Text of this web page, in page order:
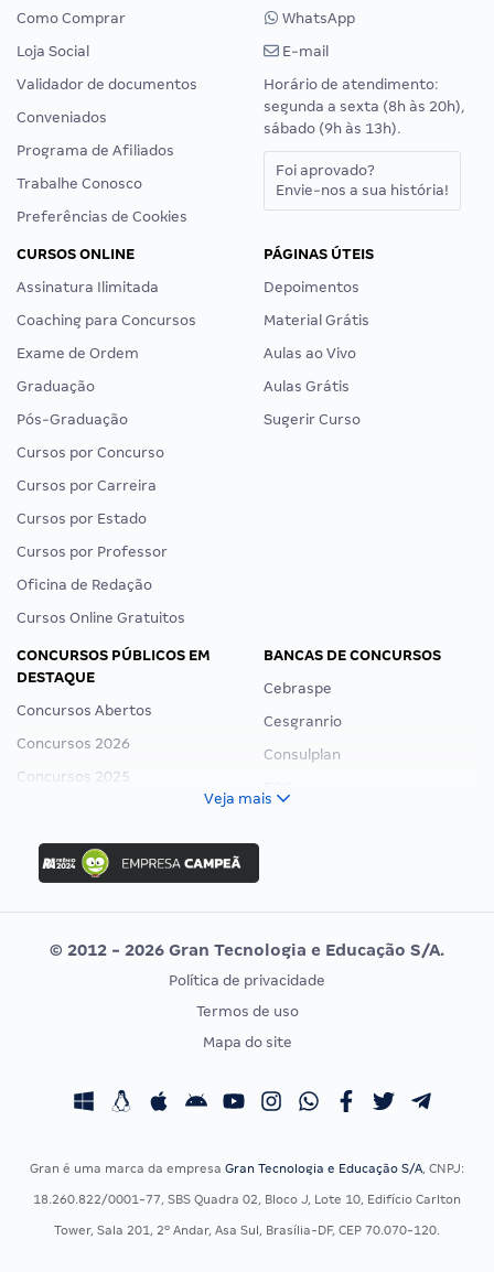
Como Comprar
Loja Social
Validador de documentos
Conveniados
Programa de Afiliados
Trabalhe Conosco
Preferências de Cookies
WhatsApp
E-mail
Horário de atendimento:
segunda a sexta (8h às 20h),
sábado (9h às 13h).
Foi aprovado?
Envie-nos a sua história!
CURSOS ONLINE
Assinatura Ilimitada
Coaching para Concursos
Exame de Ordem
Graduação
Pós-Graduação
Cursos por Concurso
Cursos por Carreira
Cursos por Estado
Cursos por Professor
Oficina de Redação
Cursos Online Gratuitos
PÁGINAS ÚTEIS
Depoimentos
Material Grátis
Aulas ao Vivo
Aulas Grátis
Sugerir Curso
CONCURSOS PÚBLICOS EM
DESTAQUE
Concursos Abertos
Concursos 2026
Concursos 2025
Concurso Ibama
Concurso MPU
Editais publicados
BANCAS DE CONCURSOS
Cebraspe
Cesgranrio
Consulplan
Vunesp
CONCURSOS POR PROFISSÃO
Concursos Fiscais
Concursos Saúde
EXAME DE ORDEM
Calendário OAB
Veja mais
© 2012 - 2026 Gran Tecnologia e Educação S/A.
Política de privacidade
Termos de uso
Mapa do site
Gran é uma marca da empresa Gran Tecnologia e Educação S/A, CNPJ:
18.260.822/0001-77, SBS Quadra 02, Bloco J, Lote 10, Edifício Carlton
Tower, Sala 201, 2º Andar, Asa Sul, Brasília-DF, CEP 70.070-120.